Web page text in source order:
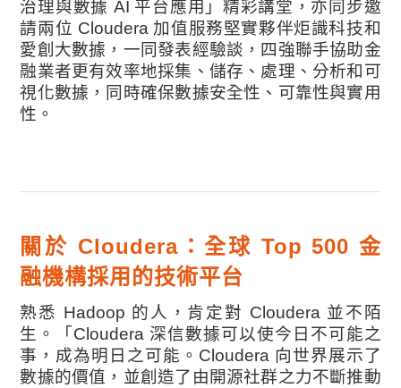
治理與數據 AI 平台應用」精彩講堂，亦同步邀
請兩位 Cloudera 加值服務堅實夥伴炬識科技和
愛創大數據，一同發表經驗談，四強聯手協助金
融業者更有效率地採集、儲存、處理、分析和可
視化數據，同時確保數據安全性、可靠性與實用
性。
關於 Cloudera：全球 Top 500 金
融機構採用的技術平台
熟悉 Hadoop 的人，肯定對 Cloudera 並不陌
生。「Cloudera 深信數據可以使今日不可能之
事，成為明日之可能。Cloudera 向世界展示了
數據的價值，並創造了由開源社群之力不斷推動